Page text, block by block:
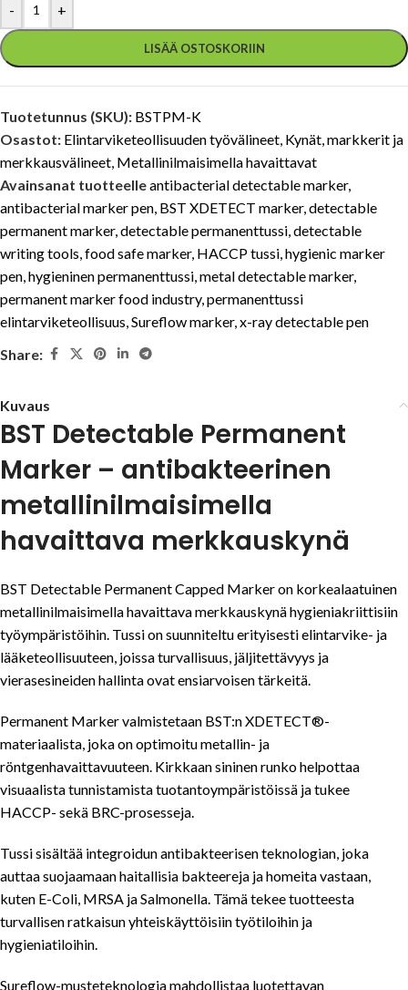
- +
LISÄÄ OSTOSKORIIN
Tuotetunnus (SKU): BSTPM-K
Osastot: Elintarviketeollisuuden työvälineet Kynät, markkerit ja
merkkausvälineet Metallinilmaisimella havaittavat
Avainsanat tuotteelleantibacterial detectable marker,
antibacterial marker pen BST XDETECT marker, detectable
permanent marker, detectable permanenttussi detectable
writing tools food safe marker, HACCP tussi hygienic marker
pen hygieninen permanenttussi metal detectable marker,
permanent marker food industry, permanenttussi
elintarviketeollisuus Sureflow marker, x-ray detectable pen
Share:
Kuvaus
BST Detectable Permanent
Marker – antibakteerinen
metallinilmaisimella
havaittava merkkauskynä
BST Detectable Permanent Capped Marker on korkealaatuinen
metallinilmaisimella havaittava merkkauskynä hygieniakriittisiin
työympäristöihin. Tussi on suunniteltu erityisesti elintarvike- ja
lääketeollisuuteen, joissa turvallisuus, jäljitettävyys ja
vierasesineiden hallinta ovat ensiarvoisen tärkeitä.
Permanent Marker valmistetaan BST:n XDETECT®-
materiaalista, joka on optimoitu metallin- ja
röntgenhavaittavuuteen. Kirkkaan sininen runko helpottaa
visuaalista tunnistamista tuotantoympäristöissä ja tukee
HACCP- sekä BRC-prosesseja.
Tussi sisältää integroidun antibakteerisen teknologian, joka
auttaa suojaamaan haitallisia bakteereja ja homeita vastaan,
kuten E-Coli, MRSA ja Salmonella. Tämä tekee tuotteesta
turvallisen ratkaisun yhteiskäyttöisiin työtiloihin ja
hygieniatiloihin.
Sureflow-musteteknologia mahdollistaa luotettavan